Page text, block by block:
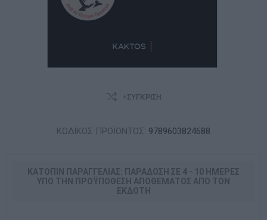
+ΣΎΓΚΡΙΣΗ
ΚΩΔΙΚΟΣ ΠΡΟΪΟΝΤΟΣ: 9789603824688
ΚΑΤΌΠΙΝ ΠΑΡΑΓΓΕΛΊΑΣ: ΠΑΡΆΔΟΣΗ ΣΕ 4 - 10 ΗΜΈΡΕΣ
ΥΠΌ ΤΗΝ ΠΡΟΫΠΌΘΕΣΗ ΑΠΟΘΈΜΑΤΟΣ ΑΠΌ ΤΟΝ
ΕΚΔΌΤΗ